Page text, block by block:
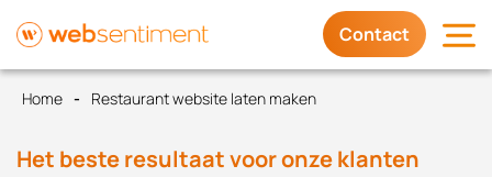
Diensten
Contact
Home Restaurant website laten maken
Het beste resultaat voor onze klanten